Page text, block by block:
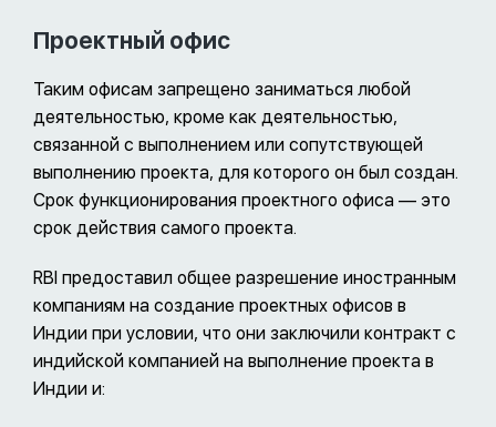
Проектный офис
Таким офисам запрещено заниматься любой
деятельностью, кроме как деятельностью,
связанной с выполнением или сопутствующей
выполнению проекта, для которого он был создан.
Срок функционирования проектного офиса — это
срок действия самого проекта.
RBI предоставил общее разрешение иностранным
компаниям на создание проектных офисов в
Индии при условии, что они заключили контракт с
индийской компанией на выполнение проекта в
Индии и: